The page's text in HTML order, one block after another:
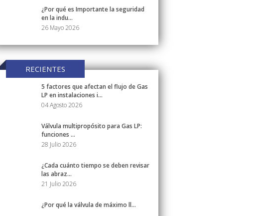
¿Por qué es Importante la seguridad
en la indu...
26 Mayo 2026
RECIENTES
5 factores que afectan el flujo de Gas
LP en instalaciones i...
04 Agosto 2026
Válvula multipropósito para Gas LP:
funciones ...
28 Julio 2026
¿Cada cuánto tiempo se deben revisar
las abraz...
21 Julio 2026
¿Por qué la válvula de máximo ll...